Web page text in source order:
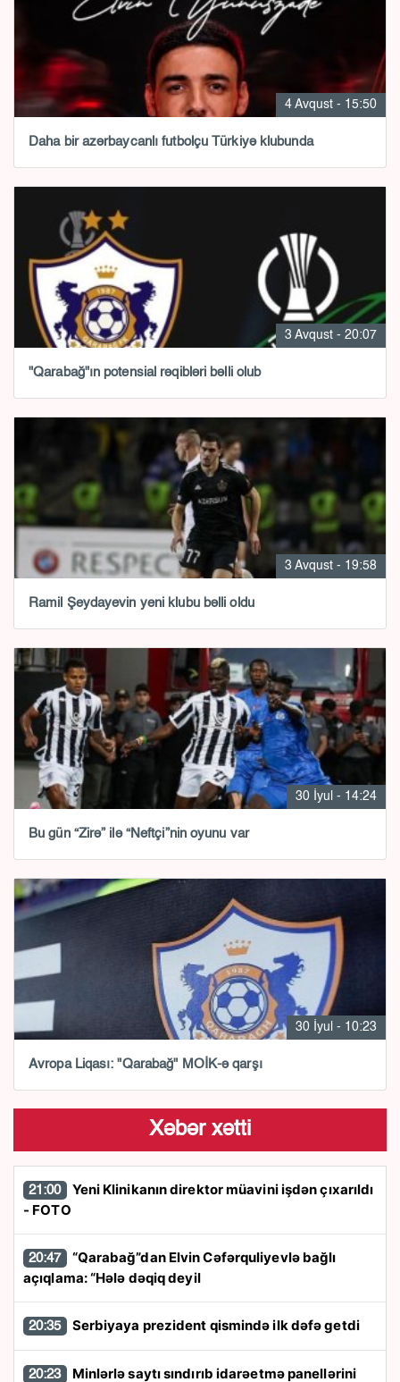
4 Avqust - 15:50
Daha bir azərbaycanlı futbolçu Türkiyə klubunda
3 Avqust - 20:07
"Qarabağ"ın potensial rəqibləri bəlli olub
3 Avqust - 19:58
Ramil Şeydayevin yeni klubu bəlli oldu
30 İyul - 14:24
Bu gün “Zirə” ilə “Neftçi”nin oyunu var
30 İyul - 10:23
Avropa Liqası: "Qarabağ" MOİK-ə qarşı
Xəbər xətti
21:00
- FOTO
20:47
açıqlama: “Hələ dəqiq deyil
20:35 Serbiyaya prezident qismində ilk dəfə getdi
20:23